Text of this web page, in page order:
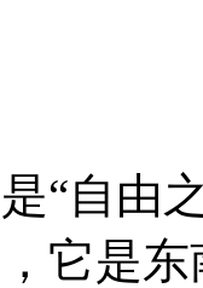
自由之
它是